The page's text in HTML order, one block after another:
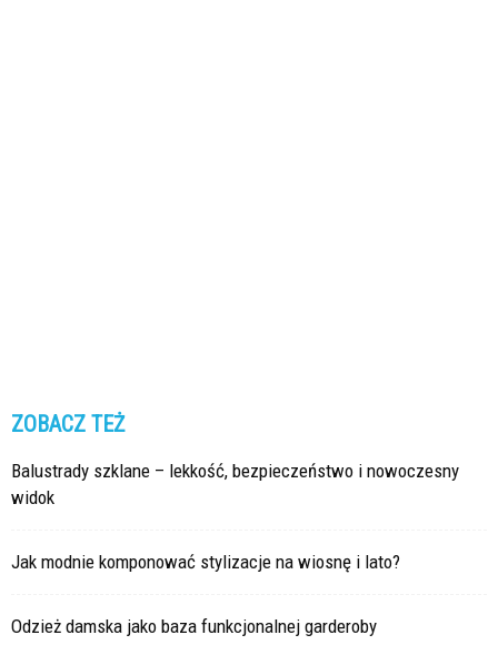
ZOBACZ TEŻ
Balustrady szklane – lekkość, bezpieczeństwo i nowoczesny
widok
Jak modnie komponować stylizacje na wiosnę i lato?
Odzież damska jako baza funkcjonalnej garderoby